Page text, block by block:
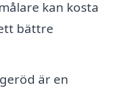
kan kosta
bättre
är en